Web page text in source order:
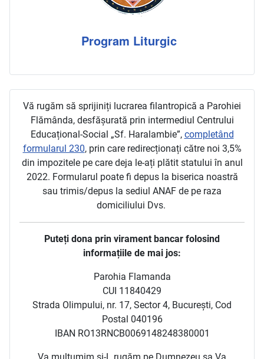
Program Liturgic
Vă rugăm să sprijiniți lucrarea filantropică a Parohiei
Flămânda, desfășurată prin intermediul Centrului
Educațional-Social „Sf. Haralambie”, completând
formularul 230, prin care redirecționați către noi 3,5%
din impozitele pe care deja le-ați plătit statului în anul
2022. Formularul poate fi depus la biserica noastră
sau trimis/depus la sediul ANAF de pe raza
domiciliului Dvs.
Puteți dona prin virament bancar folosind
informațiile de mai jos:
Parohia Flamanda
CUI 11840429
Strada Olimpului, nr. 17, Sector 4, București, Cod
Postal 040196
IBAN RO13RNCB0069148248380001